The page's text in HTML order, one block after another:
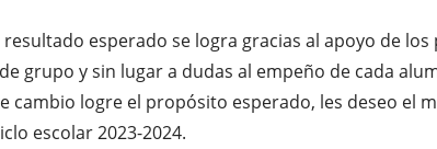
esperado se logra gracias al apoyo de los
grupo y sin lugar a dudas al empeño de cada
cambio logre el propósito esperado, les deseo el
escolar 2023-2024.